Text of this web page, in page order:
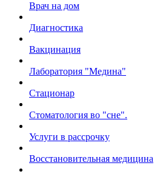
Врач на дом
Диагностика
Вакцинация
Лаборатория "Медина"
Стационар
Стоматология во "сне".
Услуги в рассрочку
Восстановительная медицина